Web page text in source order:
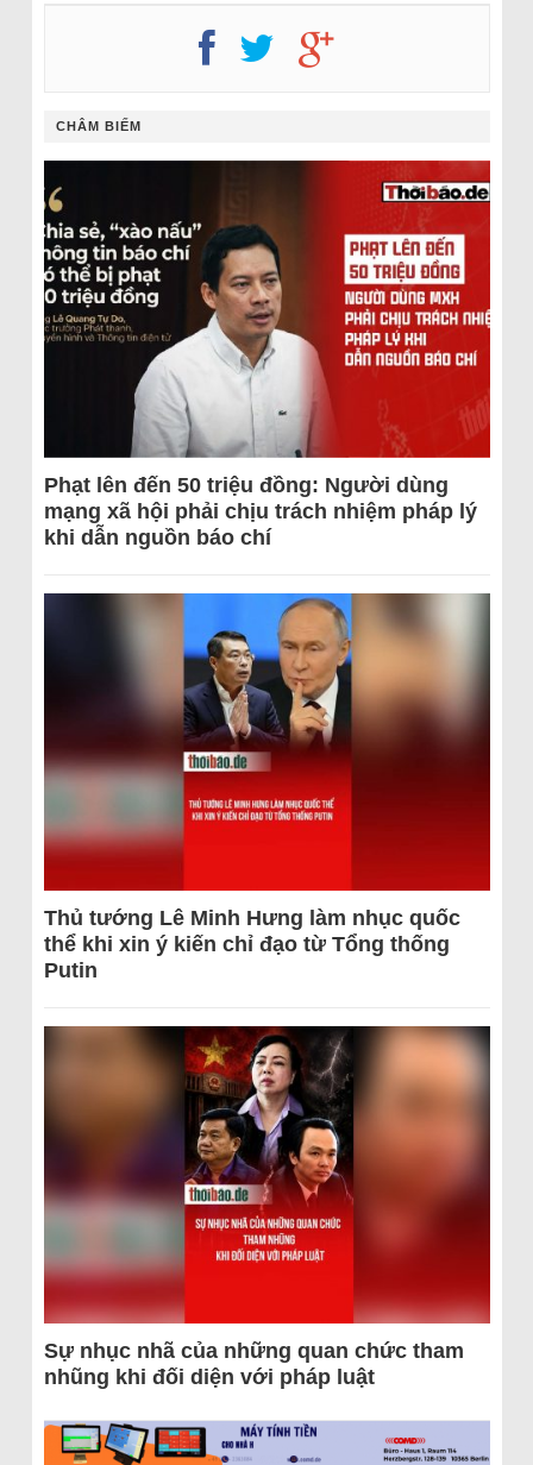
CHÂM BIẾM
Phạt lên đến 50 triệu đồng: Người dùng
mạng xã hội phải chịu trách nhiệm pháp lý
khi dẫn nguồn báo chí
Thủ tướng Lê Minh Hưng làm nhục quốc
thể khi xin ý kiến chỉ đạo từ Tổng thống
Putin
Sự nhục nhã của những quan chức tham
nhũng khi đối diện với pháp luật